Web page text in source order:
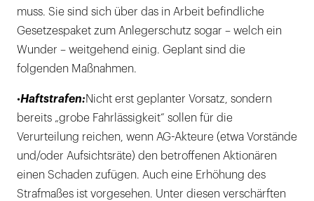
muss. Sie sind sich über das in Arbeit befindliche
Gesetzespaket zum Anlegerschutz sogar – welch ein
Wunder – weitgehend einig. Geplant sind die
folgenden Maßnahmen.
•Haftstrafen:Nicht erst geplanter Vorsatz, sondern
bereits „grobe Fahrlässigkeit“ sollen für die
Verurteilung reichen, wenn AG-Akteure (etwa Vorstände
und/oder Aufsichtsräte) den betroffenen Aktionären
einen Schaden zufügen. Auch eine Erhöhung des
Strafmaßes ist vorgesehen. Unter diesen verschärften